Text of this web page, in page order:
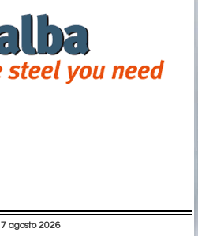
7 agosto 2026